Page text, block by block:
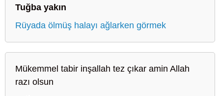
Tuğba yakın
Rüyada ölmüş halayı ağlarken görmek
Mükemmel tabir inşallah tez çıkar amin Allah
razı olsun